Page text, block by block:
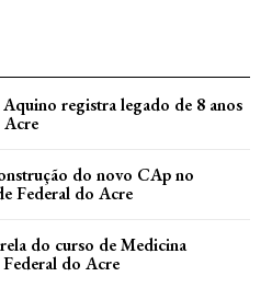
registra legado de 8 anos
do novo CAp no
Federal do Acre
do curso de Medicina
do Acre